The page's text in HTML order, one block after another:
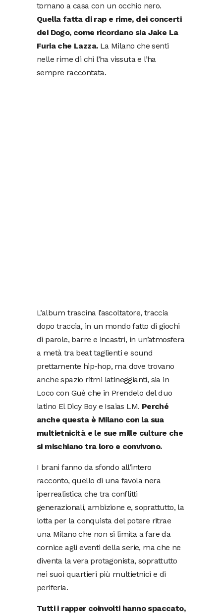
tornano a casa con un occhio nero.
Quella fatta di rap e rime, dei concerti
dei Dogo, come ricordano sia Jake La
Furia che Lazza.La Milano che senti
nelle rime di chi l’ha vissuta e l’ha
sempre raccontata.
L’album trascina l’ascoltatore, traccia
dopo traccia, in un mondo fatto di giochi
di parole, barre e incastri, in un’atmosfera
a metà tra beat taglienti e sound
prettamente hip-hop, ma dove trovano
anche spazio ritmi latineggianti, sia in
Loco con Guè che in Prendelo del duo
latino El Dicy Boy e Isaias LM. Perché
anche questa è Milano con la sua
multietnicità e le sue mille culture che
si mischiano tra loro e convivono.
I brani fanno da sfondo all’intero
racconto, quello di una favola nera
iperrealistica che tra conflitti
generazionali, ambizione e, soprattutto, la
lotta per la conquista del potere ritrae
una Milano che non si limita a fare da
cornice agli eventi della serie, ma che ne
diventa la vera protagonista, soprattutto
nei suoi quartieri più multietnici e di
periferia.
Tutti i rapper coinvolti hanno spaccato,